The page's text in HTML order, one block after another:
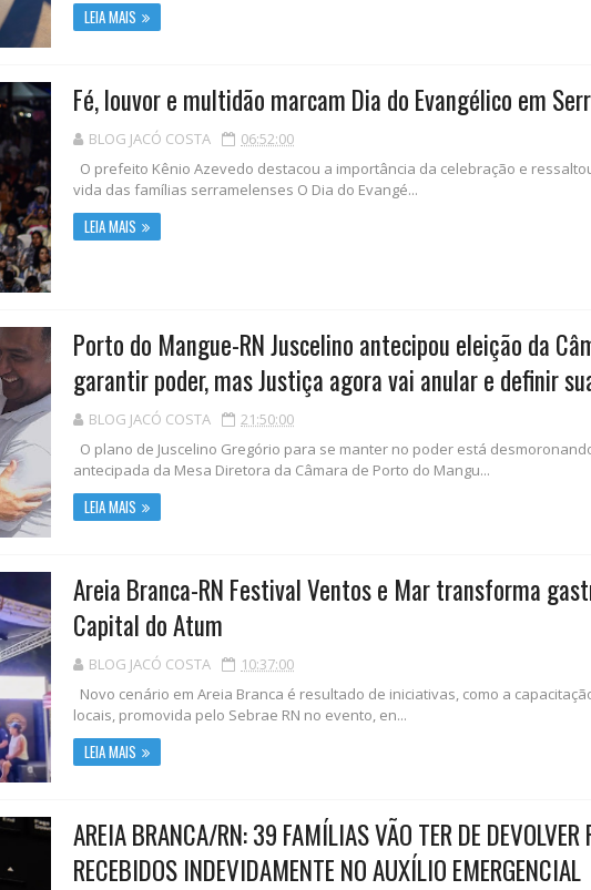
LEIA MAIS
Fé, louvor e multidão marcam Dia do Evangélico em
BLOG JACÓ COSTA
06:52:00
O prefeito Kênio Azevedo destacou a importância da celebração e
vida das famílias serramelenses O Dia do Evangé...
LEIA MAIS
Porto do Mangue-RN Juscelino antecipou eleição da
garantir poder, mas Justiça agora vai anular e definir
BLOG JACÓ COSTA
21:50:00
O plano de Juscelino Gregório para se manter no poder está
antecipada da Mesa Diretora da Câmara de Porto do Mangu...
LEIA MAIS
Areia Branca-RN Festival Ventos e Mar transforma
Capital do Atum
BLOG JACÓ COSTA
10:37:00
Novo cenário em Areia Branca é resultado de iniciativas, como a
locais, promovida pelo Sebrae RN no evento, en...
LEIA MAIS
AREIA BRANCA/RN: 39 FAMÍLIAS VÃO TER DE
RECEBIDOS INDEVIDAMENTE NO AUXÍLIO EMERGENCIAL